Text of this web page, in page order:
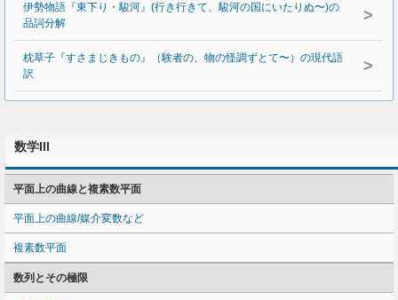
伊勢物語『東下り・駿河』(行き行きて、駿河の国にいたりぬ〜)の
品詞分解
>
枕草子『すさまじきもの』（験者の、物の怪調ずとて〜）の現代語
訳
>
数学III
平面上の曲線と複素数平面
平面上の曲線/媒介変数など
複素数平面
数列とその極限